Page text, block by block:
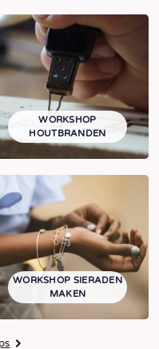
WORKSHOP
HOUTBRANDEN
WORKSHOP SIERADEN
MAKEN